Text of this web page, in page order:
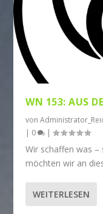
WN 153: AUS
von
| 0 |
Wir schaffen was –
möchten wir an
WEITERLESEN